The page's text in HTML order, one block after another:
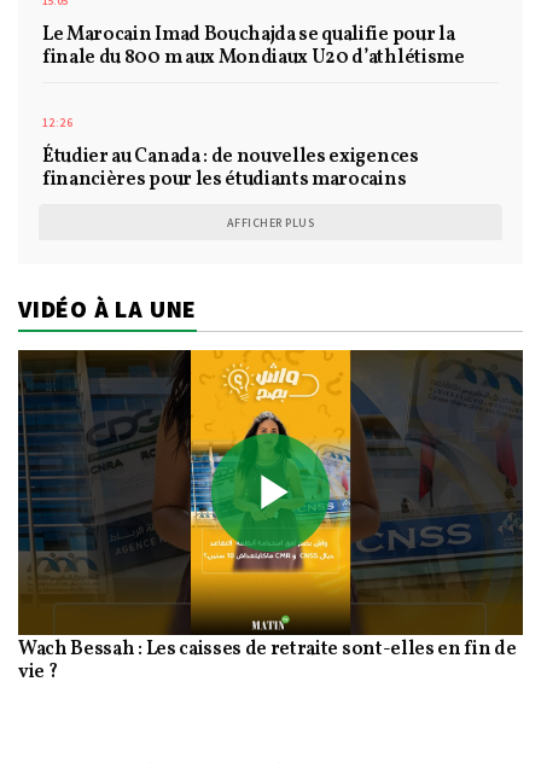
Le Marocain Imad Bouchajda se qualifie pour la
finale du 800 m aux Mondiaux U20 d’athlétisme
12:26
Étudier au Canada : de nouvelles exigences
financières pour les étudiants marocains
AFFICHER PLUS
VIDÉO À LA UNE
Play
Video
Wach Bessah : Les caisses de retraite sont-elles en fin de
vie ?